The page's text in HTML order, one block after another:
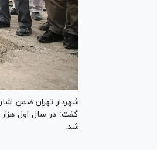
شهردار تهران ضمن
شد.